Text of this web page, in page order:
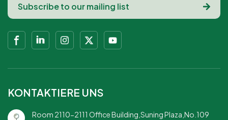
KONTAKTIERE UNS
Room 2110-2111 Office Building,Suning Plaza,No.109